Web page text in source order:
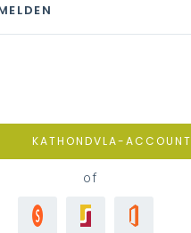
KATHONDVLA-ACCOUNT
of